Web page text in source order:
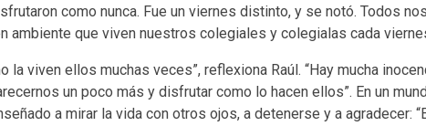
como nunca. Fue un viernes distinto, y se notó. Todos
ambiente que viven nuestros colegiales y colegialas cada
viven ellos muchas veces”, reflexiona Raúl. “Hay mucha
un poco más y disfrutar como lo hacen ellos”. En un
a mirar la vida con otros ojos, a detenerse y a agradecer: